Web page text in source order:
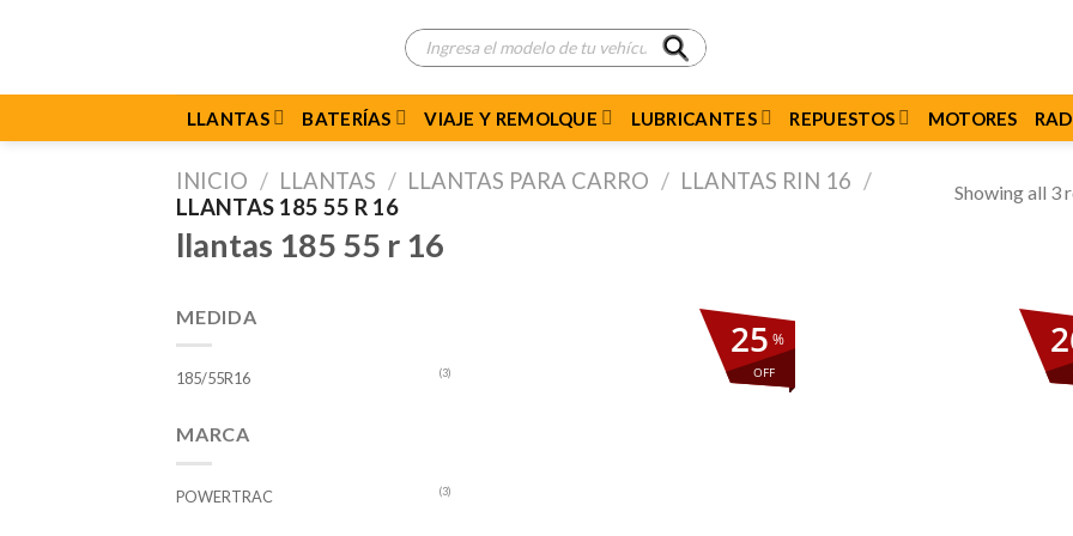
Búsqueda
de
productos
LLANTAS BATERÍAS VIAJE Y REMOLQUE LUBRICANTES REPUESTOS MOTORES
INICIO / LLANTAS / LLANTAS PARA CARRO / LLANTAS RIN 16 /
LLANTAS 185 55 R 16
Showing all 3
llantas 185 55 r 16
MEDIDA
185/55R16 (3)
MARCA
POWERTRAC (3)
%
OFF
25